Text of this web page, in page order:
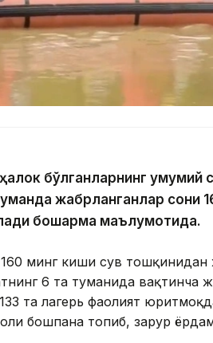
бўлганларнинг умумий
жабрланганлар сони
бошқарма маълумотида.
минг киши сув тошқинидан
6 та туманида вақтинча
та лагерь фаолият
бошпана топиб, зарур